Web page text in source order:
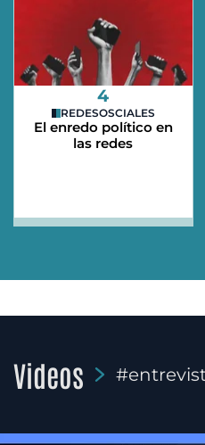
4
REDESOSCIALES
El enredo político en
las redes
Videos